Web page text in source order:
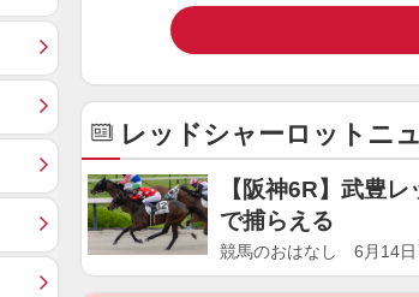
レッドシャーロットニ
【阪神6R】武豊
で捕らえる
競馬のおはなし 6月14日